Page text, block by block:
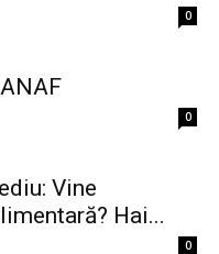
0
0
Vine
Hai...
0